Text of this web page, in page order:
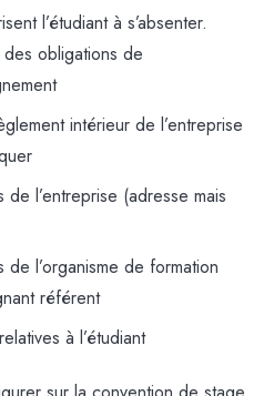
l’étudiant à s’absenter.
obligations de
intérieur de l’entreprise
l’entreprise (adresse mais
l’organisme de formation
référent
à l’étudiant